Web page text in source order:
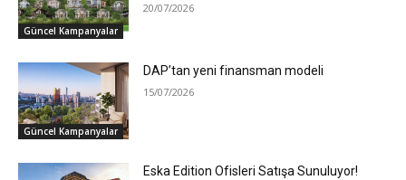
Güncel Kampanyalar
20/07/2026
Güncel Kampanyalar
DAP’tan yeni finansman modeli
15/07/2026
Eska Edition Ofisleri Satışa Sunuluyor!